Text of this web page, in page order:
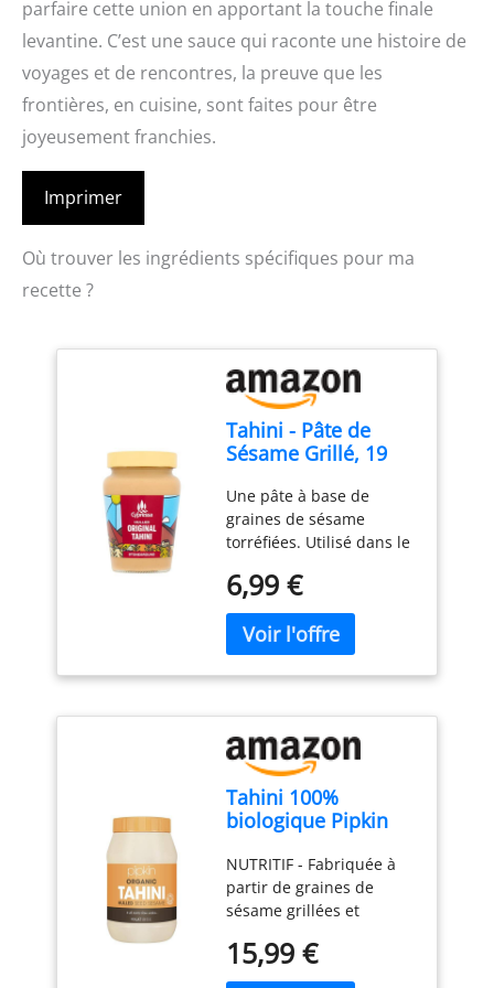
parfaire cette union en apportant la touche finale
levantine. C’est une sauce qui raconte une histoire de
voyages et de rencontres, la preuve que les
frontières, en cuisine, sont faites pour être
joyeusement franchies.
Imprimer
Où trouver les ingrédients spécifiques pour ma
recette ?
Tahini - Pâte de
Sésame Grillé, 19
Une pâte à base de
graines de sésame
torréfiées. Utilisé dans le
salades et mangé comme
une étalée sur le toast 19
portions Convient aux
végétariens.
6,99 €
Tahini 100%
biologique Pipkin
sésame éthiopien
grillées et pressées -
Entièrement naturel,
kascher, végétarien,
et sans OGM
NUTRITIF - Fabriquée à
partir de graines de
sésame grillées et
d'une source unique en
Éthiopie, cette pâte
15,99 €